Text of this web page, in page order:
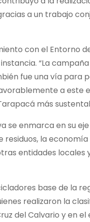
a un trabajo
con el Entorno
“La
fue una vía para
a este
más
se enmarca en su
la
entidades locales
base de la
realizaron la
del Calvario y en el